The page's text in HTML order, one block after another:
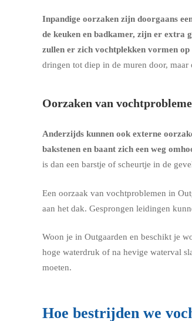
Inpandige oorzaken zijn doorgaans
de keuken en badkamer, zijn er extra
zullen er zich vochtplekken vormen op
dringen tot diep in de muren door,
Oorzaken van
Anderzijds kunnen ook externe
bakstenen en baant zich een weg
is dan een barstje of scheurtje in de
Een oorzaak van vochtproblemen in
aan het dak. Gesprongen leidingen
Woon je in Outgaarden en beschikt je
hoge waterdruk of na hevige waterval
moeten.
Hoe bestrijden we